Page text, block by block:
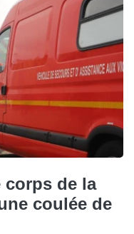
corps de la
coulée de